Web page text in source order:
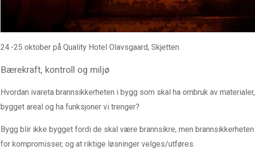
24.-25 oktober på Quality Hotel Olavsgaard, Skjetten.
Bærekraft, kontroll og miljø
Hvordan ivareta brannsikkerheten i bygg som skal ha ombruk av
bygget areal og ha funksjoner vi trenger?
Bygg blir ikke bygget fordi de skal være brannsikre, men
for kompromisser, og at riktige løsninger velges/utføres.